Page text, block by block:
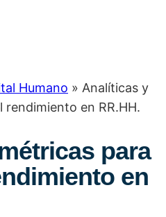
Humano » Analíticas y
en RR.HH.
para
en